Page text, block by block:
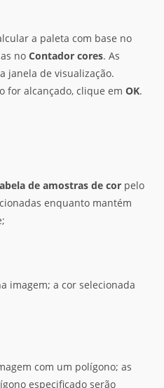
a paleta com base no
noContador cores. As
janela de visualização.
for alcançado, clique emOK.
de amostras de cor pelo
enquanto mantém
imagem; a cor selecionada
com um polígono; as
especificado serão